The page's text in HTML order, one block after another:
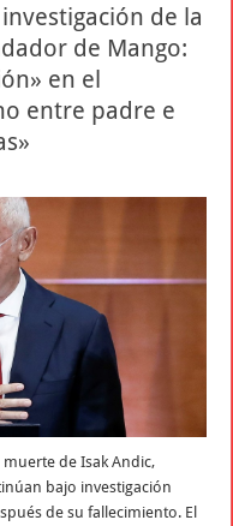
de la
de Mango:
en el
entre padre e
de Isak Andic,
bajo investigación
de su fallecimiento. El